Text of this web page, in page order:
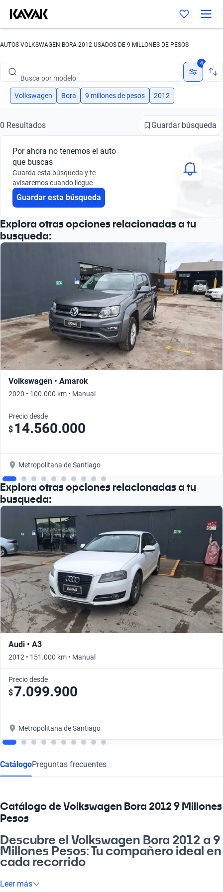
AUTOS VOLKSWAGEN BORA 2012 USADOS DE 9 MILLONES DE PESOS
Busca por versión
Busca por marca
Busca por modelo
Busca por versión
4
Volkswagen Bora 9 millones de pesos 2012
0 Resultados Guardar búsqueda
Por ahora no tenemos el auto
que buscas
Guarda esta búsqueda y te
avisaremos cuando llegue
Guardar esta búsqueda
Explora otras opciones relacionadas a tu
busqueda:
Volkswagen • Amarok
2020 • 100.000 km • Manual
Precio desde
$ 14.560.000
Metropolitana de Santiago
Explora otras opciones relacionadas a tu
busqueda:
Audi • A3
2012 • 151.000 km • Manual
Precio desde
$7.099.900
Metropolitana de Santiago
CatálogoPreguntas frecuentes
Catálogo de Volkswagen Bora 2012 9 Millones
Pesos
Descubre el Volkswagen Bora 2012 a 9
Millones Pesos: Tu compañero ideal en
cada recorrido
Si buscas un auto que te acompañe en cada aventura, el
Leer más